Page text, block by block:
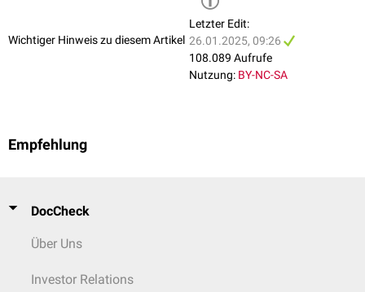
Wichtiger Hinweis zu diesem Artikel
Letzter Edit:
26.01.2025, 09:26
108.089 Aufrufe
Nutzung: BY-NC-SA
Empfehlung
DocCheck
Über Uns
Investor Relations